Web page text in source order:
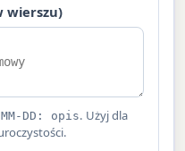
wierszu)
MM-DD: opis. Użyj dla